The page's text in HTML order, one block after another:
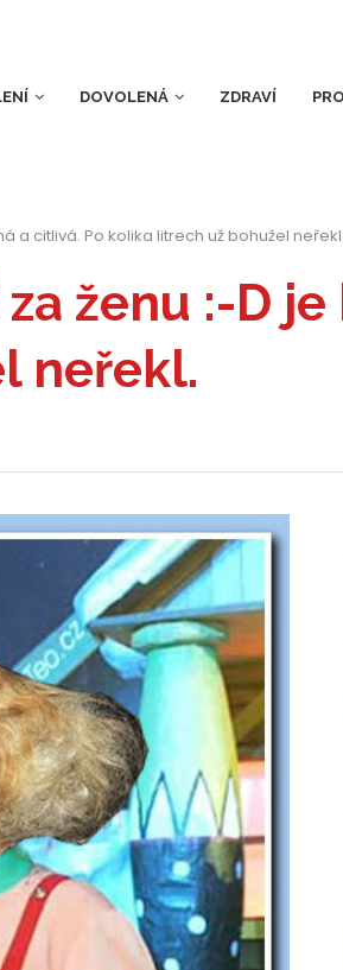
DOVOLENÁ ZDRAVÍ
a citlivá. Po kolika litrech už bohužel neřekl.
ženu :-D
neřekl.